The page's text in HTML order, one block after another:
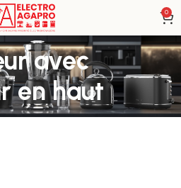
0
avec
en haut